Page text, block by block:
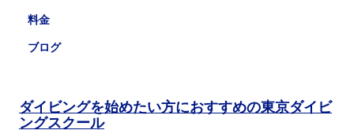
料金
ブログ
ダイビングを始めたい方におすすめの東京ダイビ
ングスクール